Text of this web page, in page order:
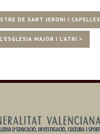
DE SANT JERONI I CAPELLES
L’ESGLÉSIA MAJOR I L’ATRI >